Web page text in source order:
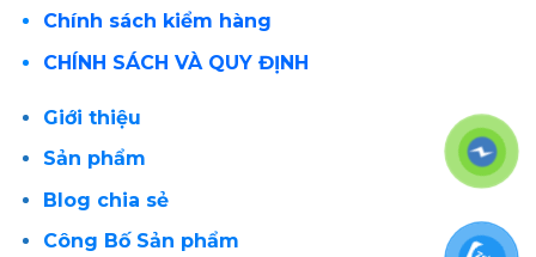
Chính sách kiểm hàng
CHÍNH SÁCH VÀ QUY ĐỊNH
Giới thiệu
Sản phẩm
Blog chia sẻ
Công Bố Sản phẩm